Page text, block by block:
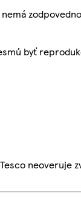
byť
neoveruje